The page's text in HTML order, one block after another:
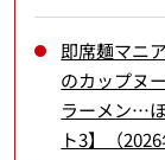
即席麺マニ
のカップヌ
ラーメン…
ト3】（2026